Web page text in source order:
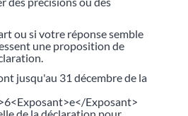
ou si votre réponse semble
une proposition de
jusqu'au 31 décembre de la
Exposant>